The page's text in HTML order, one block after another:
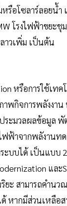
รือโซลาร์ลอยน้ำ
โรงไฟฟ้าขยะชุ
าวเพิ่ม เป็นต้น
หรือการใช้เทค
พกิจการพลังงาน
ประมวลผลข้อมูล
ฟฟ้าจากพลังานท
ะบบได้ เป็นแบบ
และ
ยะ สามารถคำน
หากมีส่วนเหลือส